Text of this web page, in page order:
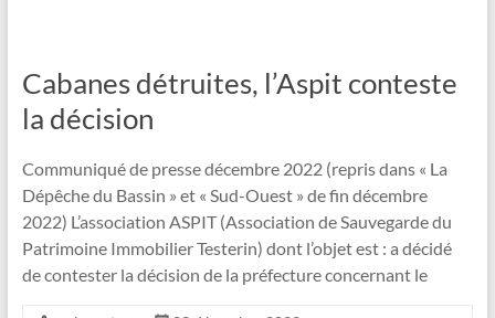
Cabanes détruites, l’Aspit conteste
la décision
Communiqué de presse décembre 2022 (repris dans « La
Dépêche du Bassin » et « Sud-Ouest » de fin décembre
2022) L’association ASPIT (Association de Sauvegarde du
Patrimoine Immobilier Testerin) dont l’objet est : a décidé
de contester la décision de la préfecture concernant le